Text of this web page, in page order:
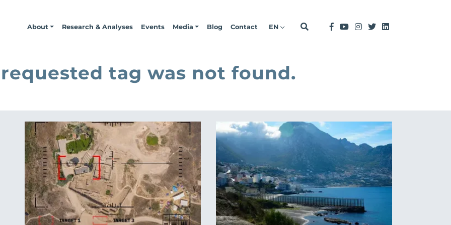
About Research & Analyses Events Media Blog Contact EN
tag was not found.